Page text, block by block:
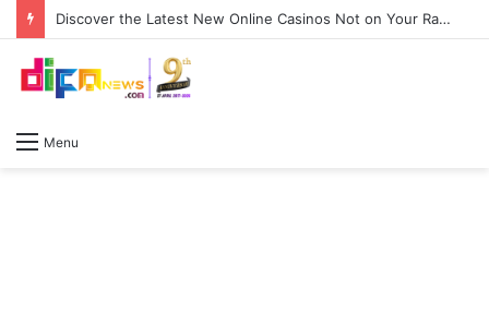
Discover the Latest New Online Casinos Not on Your Radar
Menu